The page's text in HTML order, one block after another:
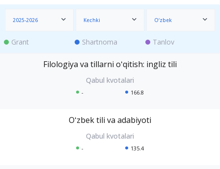
2025-2026 Kechki O‘zbek
Grant Shartnoma Tanlov
Filologiya va tillarni oʻqitish: ingliz tili
- 166.8
Oʻzbek tili va adabiyoti
- 135.4